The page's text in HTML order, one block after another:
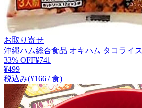
お取り寄せ
沖縄ハム総合食品 オキハム タコライス
33% OFF¥741
¥499
税込み(¥166 / 食)